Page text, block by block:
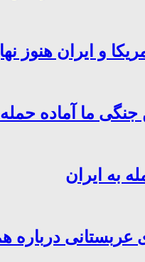
و ایران هنوز
جنگی ما آماده
به ایران
درباره